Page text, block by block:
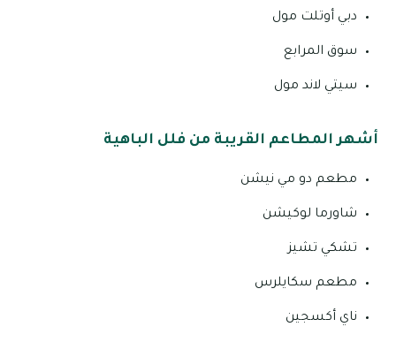
دبي أوتلت مول
سوق المرابع
سيتي لاند مول
أشهر المطاعم القريبة من فلل الباهية
مطعم دو مي نيشن
شاورما لوكيشن
تشكي تشيز
مطعم سكايلرس
ناي أكسجين